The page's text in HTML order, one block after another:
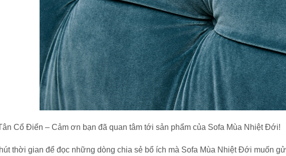
Cổ Điển – Cảm ơn bạn đã quan tâm tới sản phẩm của Sofa Mùa Nhiệt Đới!
thời gian để đọc những dòng chia sẻ bổ ích mà Sofa Mùa Nhiệt Đới muốn